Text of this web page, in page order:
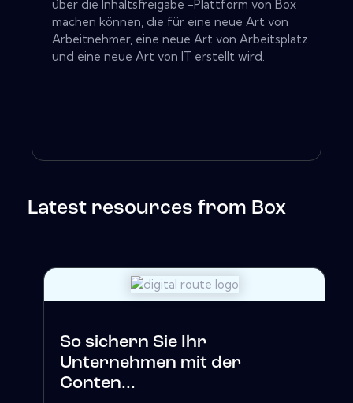
über die Inhaltsfreigabe -Plattform von Box
machen können, die für eine neue Art von
Arbeitnehmer, eine neue Art von Arbeitsplatz
und eine neue Art von IT erstellt wird.
Latest resources from Box
So sichern Sie Ihr
Unternehmen mit der
Conten...